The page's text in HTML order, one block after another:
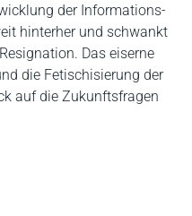
der Informations-
hinterher und schwankt
Das eiserne
die Fetischisierung der
auf die Zukunftsfragen